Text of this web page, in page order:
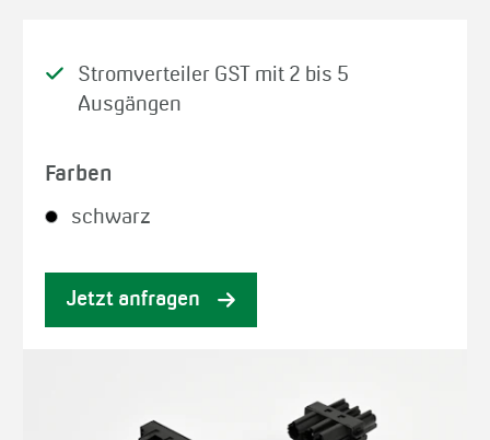
Stromverteiler GST mit 2 bis 5
Ausgängen
Farben
schwarz
Jetzt anfragen